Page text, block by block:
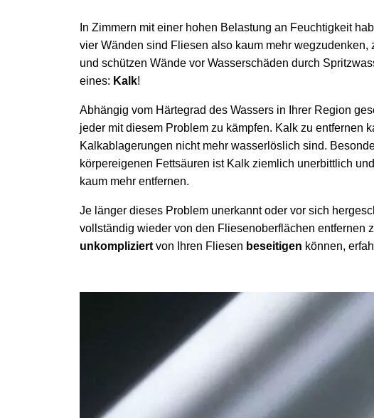
In Zimmern mit einer hohen Belastung an Feuchtigkeit
vier Wänden sind Fliesen also kaum mehr
und schützen Wände vor Wasserschäden durch
eines: Kalk!
Abhängig vom Härtegrad des Wassers in Ihrer Region
jeder mit diesem Problem zu kämpfen. Kalk zu entfernen
Kalkablagerungen nicht mehr wasserlöslich sind.
körpereigenen Fettsäuren ist Kalk ziemlich unerbittlich
kaum mehr entfernen.
Je länger dieses Problem unerkannt oder vor sich
vollständig wieder von den Fliesenoberflächen entfernen
unkompliziert von Ihren Fliesen beseitigen können,